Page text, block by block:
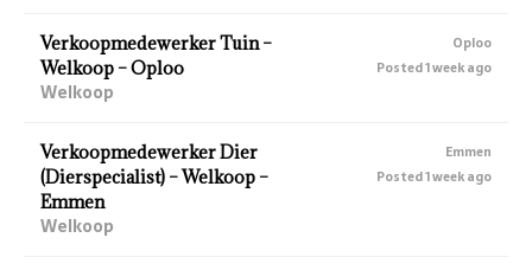
Verkoopmedewerker Tuin –
Welkoop – Oploo
Welkoop
Oploo
Posted 1 week ago
Verkoopmedewerker Dier
(Dierspecialist) – Welkoop –
Emmen
Welkoop
Emmen
Posted 1 week ago